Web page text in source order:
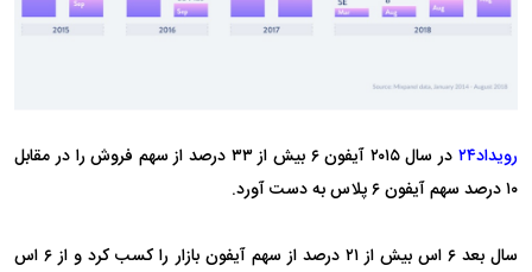
رویداد۲۴
در سال ۲۰۱۵ آیفون ۶ بیش از ۳۳ درصد از سهم فروش را در مقابل
۱۰ درصد سهم آیفون ۶ پلاس به دست آورد.
سال بعد ۶ اس بیش از ۲۱ درصد از سهم آیفون بازار را کسب کرد و از ۶ اس